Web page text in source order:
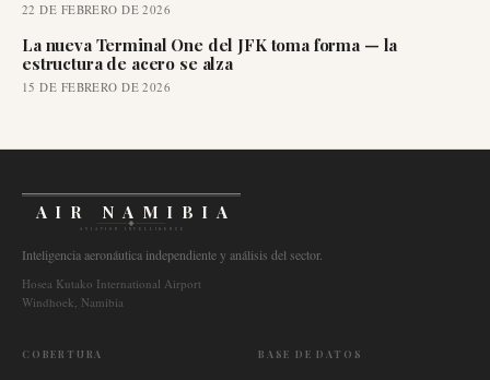
22 DE FEBRERO DE 2026
La nueva Terminal One del JFK toma forma — la
estructura de acero se alza
15 DE FEBRERO DE 2026
AIR NAMIBIA
AVIATION INTELLIGENCE
Inteligencia aeronáutica independiente y análisis del sector.
Hosea Kutako International Airport
Windhoek, Namibia
COBERTURA BASE DE DATOS